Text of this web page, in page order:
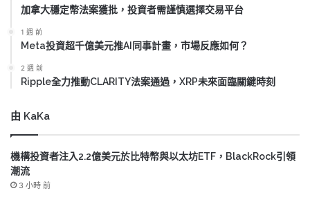
加拿大穩定幣法案獲批，投資者需謹慎選擇交易平台
1 週 前
Meta投資超千億美元推AI同事計畫，市場反應如何？
2 週 前
Ripple全力推動CLARITY法案通過，XRP未來面臨關鍵時刻
由 KaKa
機構投資者注入2.2億美元於比特幣與以太坊ETF，BlackRock引領
潮流
3 小時 前